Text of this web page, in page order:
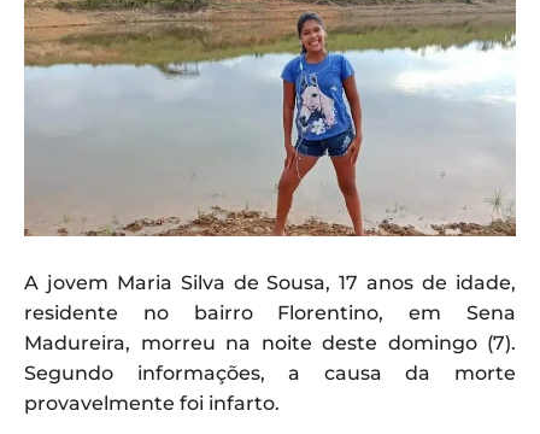
A jovem Maria Silva de Sousa, 17 anos de idade,
residente no bairro Florentino, em Sena
Madureira, morreu na noite deste domingo (7).
Segundo informações, a causa da morte
provavelmente foi infarto.